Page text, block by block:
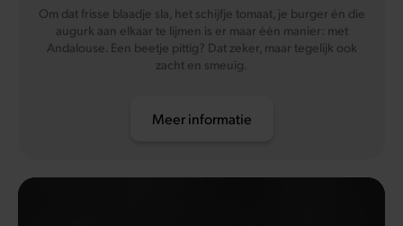
Om dat frisse blaadje sla, het schijfje tomaat, je burger én die
augurk aan elkaar te lijmen is er maar één manier: met
Andalouse. Een beetje pittig? Dat zeker, maar tegelijk ook
zacht en smeuïg.
Meer informatie